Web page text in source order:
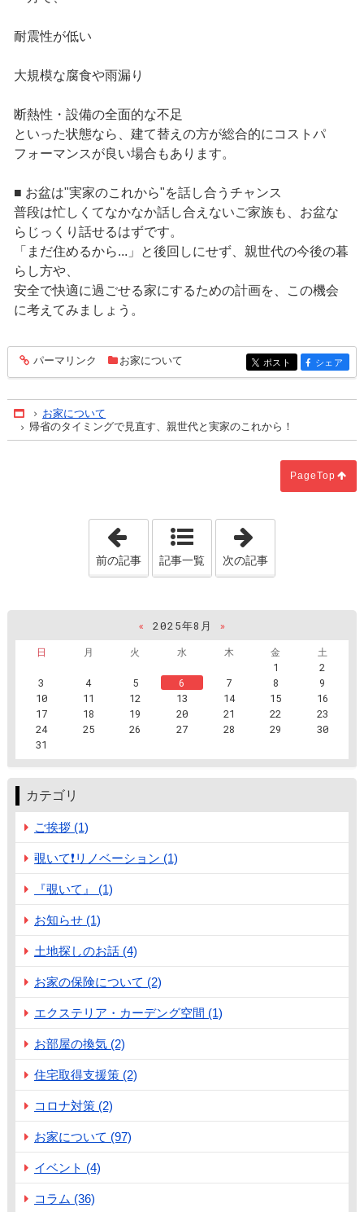
耐震性が低い
大規模な腐食や雨漏り
断熱性・設備の全面的な不足
といった状態なら、建て替えの方が総合的にコストパ
フォーマンスが良い場合もあります。
■ お盆は"実家のこれから"を話し合うチャンス
普段は忙しくてなかなか話し合えないご家族も、お盆な
らじっくり話せるはずです。
「まだ住めるから...」と後回しにせず、親世代の今後の暮
らし方や、
安全で快適に過ごせる家にするための計画を、この機会
に考えてみましょう。
entry494
パーマリンク お家について entry494
ポスト entry494
シェア
Home
お家について
帰省のタイミングで見直す、親世代と実家のこれから！
PageTop
「収納の工夫！」
前の記事 記事一覧 次の記事
« 2025年8月
»
日
月 火 水 木 金
土
1
2
3
4 5 6 7 8
9
10
11 12 13 14 15
16
17
18 19 20 21 22
23
24
25 26 27 28 29
30
31
カテゴリ
ご挨拶 (1)
覗いて❗️リノベーション (1)
『覗いて』 (1)
お知らせ (1)
土地探しのお話 (4)
お家の保険について (2)
エクステリア・カーデング空間 (1)
お部屋の換気 (2)
住宅取得支援策 (2)
コロナ対策 (2)
お家について (97)
イベント (4)
コラム (36)